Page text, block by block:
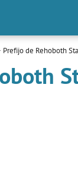
Prefijo de Rehoboth